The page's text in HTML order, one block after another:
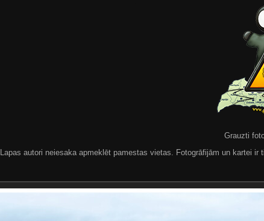
Grauzti
Lapas autori neiesaka apmeklēt pamestas vietas. Fotogrāfijām un kartei